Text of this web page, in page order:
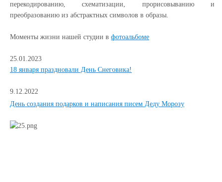
перекодированию, схематизации, прорисовыванию и
преобразованию из абстрактных символов в образы.
Моменты жизни нашей студии в фотоальбоме
25.01.2023
18 января праздновали День Снеговика!
9.12.2022
День создания подарков и написания писем Деду Морозу